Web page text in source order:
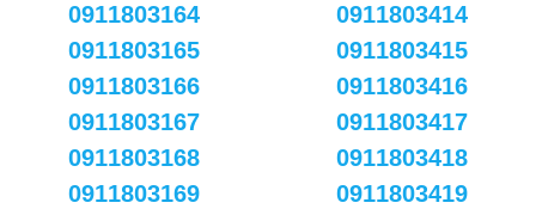
0911803164
0911803165
0911803166
0911803167
0911803168
0911803169
0911803414
0911803415
0911803416
0911803417
0911803418
0911803419